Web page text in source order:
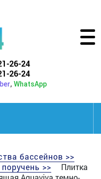
26-24
26-24
, WhatsApp
бассейнов >>
>>
Плитка